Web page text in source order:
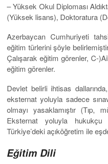
– Yüksek Okul Diploması
(Yüksek lisans), Doktoratura
Azerbaycan Cumhuriyeti
eğitim türlerini şöyle
Çalışarak eğitim görenler, C-
eğitim görenler.
Devlet belirli ihtisas
eksternat yoluyla sadece
olmayı yasaklamıştır (Tıp,
Eksternat yoluyla hukukçu
Türkiye’deki açıköğretim ile
Eğitim Dili